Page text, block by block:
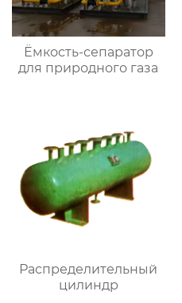
Ёмкость-сепаратор
для природного газа
Распределительный
цилиндр